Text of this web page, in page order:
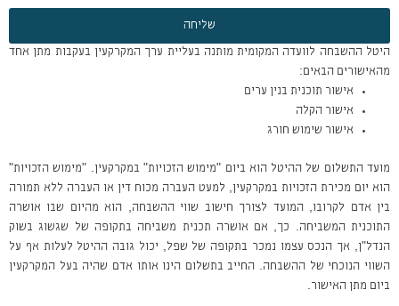
מסכים/ה
תנאי
שימוש
ומדיניות
של
שליחה
היטל ההשבחה לוועדה המקומית מותנה בעליית ערך המקרקעין בעקבות מתן אחד
מהאישורים הבאים:
אישור תוכנית בנין ערים
אישור הקלה
אישור שימוש חורג
מועד התשלום של ההיטל הוא ביום "מימוש הזכויות" במקרקעין. "מימוש הזכויות"
הוא יום מכירת הזכויות במקרקעין, למעט העברה מכוח דין או העברה ללא תמורה
בין אדם לקרובו, המועד לצורך חישוב שווי ההשבחה, הוא מהיום שבו אושרה
התוכנית המשביחה. כך, אם אושרה תכנית משביחה בתקופה של שגשוג בשוק
הנדל"ן, אך הנכס עצמו נמכר בתקופה של שפל, יכול גובה ההיטל לעלות אף על
השווי הנוכחי של ההשבחה. החייב בתשלום הינו אותו אדם שהיה בעל המקרקעין
ביום מתן האישור.